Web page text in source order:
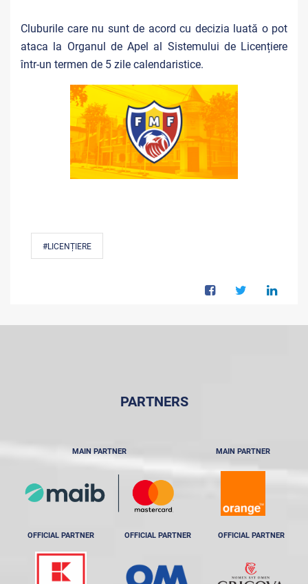
Cluburile care nu sunt de acord cu decizia luată o pot
ataca la Organul de Apel al Sistemului de Licențiere
într-un termen de 5 zile calendaristice.
#LICENȚIERE
PARTNERS
MAIN PARTNER MAIN PARTNER
OFFICIAL PARTNER OFFICIAL PARTNER OFFICIAL PARTNER